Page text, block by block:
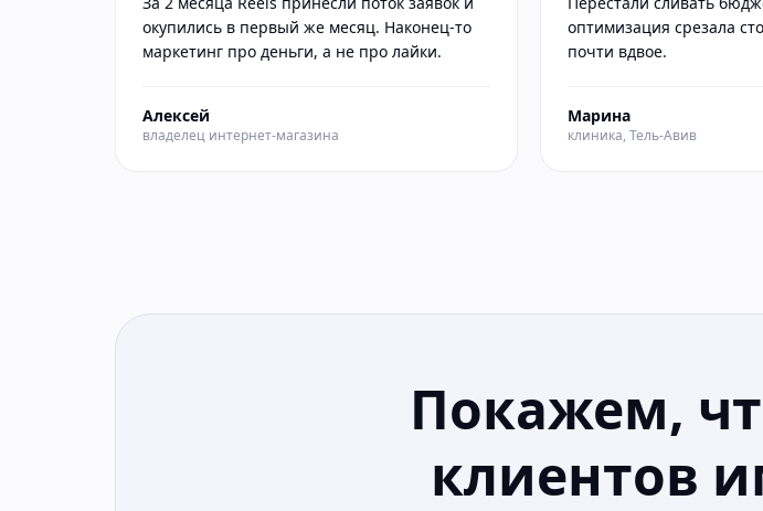
окупились в первый же месяц. Наконец-то
маркетинг про деньги, а не про лайки.
Алексей
владелец интернет-магазина
оптимизация срезала
почти вдвое.
Марина
клиника, Тель-Авив
Покажем,
клиентов